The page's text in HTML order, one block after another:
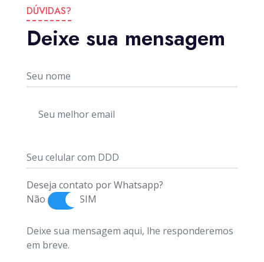
DÚVIDAS?
Deixe sua mensagem
Deseja contato por Whatsapp?
Não
SIM